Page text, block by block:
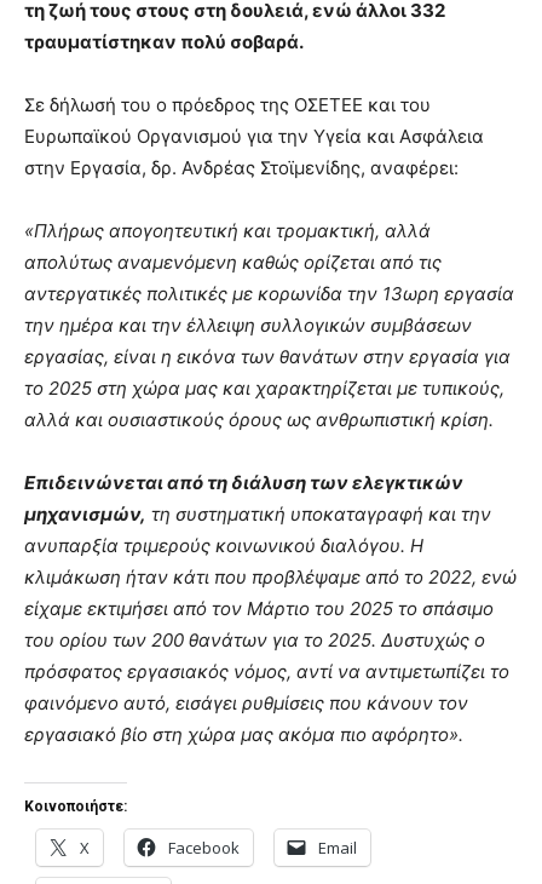
τη ζωή τους στους στη δουλειά, ενώ άλλοι 332
τραυματίστηκαν πολύ σοβαρά.
Σε δήλωσή του ο πρόεδρος της ΟΣΕΤΕΕ και του
Ευρωπαϊκού Οργανισμού για την Υγεία και Ασφάλεια
στην Εργασία, δρ. Ανδρέας Στοϊμενίδης, αναφέρει:
«Πλήρως απογοητευτική και τρομακτική, αλλά
απολύτως αναμενόμενη καθώς ορίζεται από τις
αντεργατικές πολιτικές με κορωνίδα την 13ωρη εργασία
την ημέρα και την έλλειψη συλλογικών συμβάσεων
εργασίας, είναι η εικόνα των θανάτων στην εργασία για
το 2025 στη χώρα μας και χαρακτηρίζεται με τυπικούς,
αλλά και ουσιαστικούς όρους ως ανθρωπιστική κρίση.
Επιδεινώνεται από τη διάλυση των ελεγκτικών
μηχανισμών, τη συστηματική υποκαταγραφή και την
ανυπαρξία τριμερούς κοινωνικού διαλόγου. Η
κλιμάκωση ήταν κάτι που προβλέψαμε από το 2022, ενώ
είχαμε εκτιμήσει από τον Μάρτιο του 2025 το σπάσιμο
του ορίου των 200 θανάτων για το 2025. Δυστυχώς ο
πρόσφατος εργασιακός νόμος, αντί να αντιμετωπίζει το
φαινόμενο αυτό, εισάγει ρυθμίσεις που κάνουν τον
εργασιακό βίο στη χώρα μας ακόμα πιο αφόρητο».
Κοινοποιήστε:
X Facebook Email